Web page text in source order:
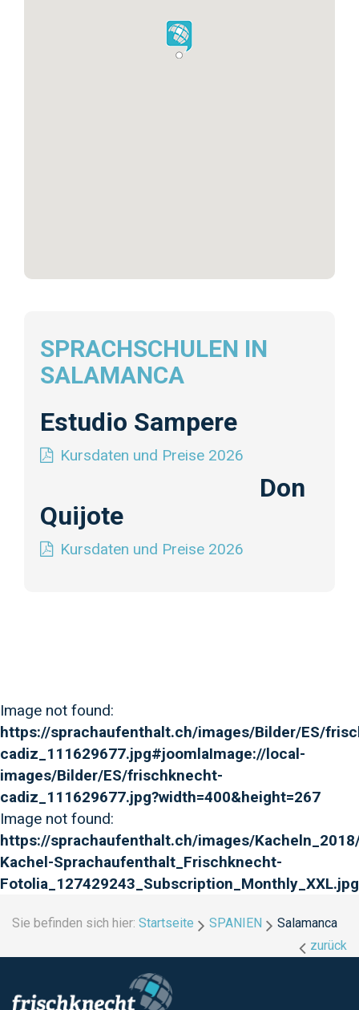
SPRACHSCHULEN IN
SALAMANCA
Estudio Sampere
Kursdaten und Preise 2026
Don
Quijote
Kursdaten und Preise 2026
Image not found:
https://sprachaufenthalt.ch/images/Bilder/ES/
cadiz_111629677.jpg#joomlaImage://local-
images/Bilder/ES/frischknecht-
cadiz_111629677.jpg?width=400&height=267
Image not found:
https://sprachaufenthalt.ch/images/
Kachel-Sprachaufenthalt_Frischknecht-
Fotolia_127429243_Subscription_Monthly_XXL.jpg
Sie befinden sich hier: Startseite SPANIEN
Salamanca
zurück